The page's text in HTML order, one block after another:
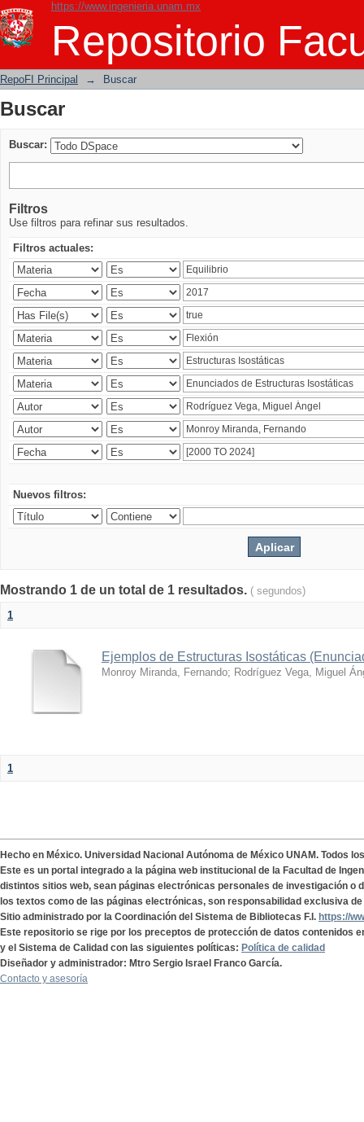
https://www.ingenieria.unam.mx
Repositorio
Buscar
RepoFI Principal → Buscar
Buscar
Buscar:
Filtros
Use filtros para refinar sus resultados.
Filtros actuales:
Nuevos filtros:
Mostrando 1 de un total de 1 resultados. ( segundos)
1
Ejemplos de Estructuras Isostáticas
Monroy Miranda, Fernando; Rodríguez Vega, Miguel
1
Hecho en México. Universidad Nacional Autónoma de México UNAM. Todos
Este es un portal integrado a la página web institucional de la Facultad de
distintos sitios web, sean páginas electrónicas personales de investigación o
los textos como de las páginas electrónicas, son responsabilidad exclusiva
Sitio administrado por la Coordinación del Sistema de Bibliotecas F.I. https://
Este repositorio se rige por los preceptos de protección de datos contenidos
y el Sistema de Calidad con las siguientes políticas: Política de calidad
Diseñador y administrador: Mtro Sergio Israel Franco García.
Contacto y asesoría